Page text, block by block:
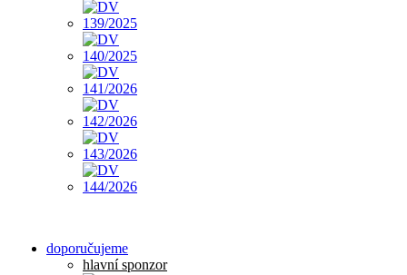
doporučujeme
hlavní sponzor